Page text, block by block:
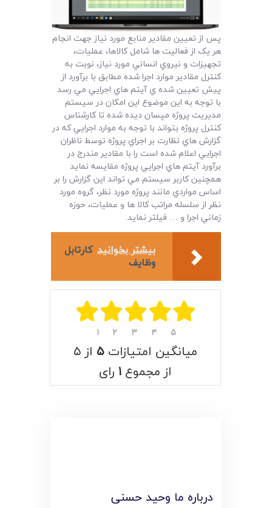
پس از تعيين مقادير منابع مورد نياز جهت انجام
هر يک از فعاليت ها شامل کالاها، عمليات،
تجهيزات و نيروي انساني مورد نياز، نوبت به
کنترل مقادير موارد اجرا شده مطابق با برآورد از
پيش تعيين شده ي آيتم هاي اجرايي مي رسد
با توجه به اين موضوع اين امکان در سيستم
مديريت پروژه مپسان ديده شده تا کارشناس
کنترل پروژه بتواند با توجه به موارد اجرايي که در
گزارش هاي نظارت بر اجراي پروژه توسط ناظران
اجرايي اعلام شده است را با مقادير مندرج در
برآورد آيتم هاي اجرايي پروژه مقايسه نمايد
همچنين کاربر سيستم مي تواند اين گزارش را بر
اساس مواردي مانند پروژه مورد نظر، گروه مورد
نظر از سلسله مراتب کالا ها و عمليات، حوزه
زماني اجرا و … فيلتر نمايد.
بیشتر بخوانید کارتابل
وظایف
۱ ۲ ۳ ۴ ۵
میانگین امتیازات ۵ از ۵
از مجموع ۱ رای
درباره ما وحید حسنی